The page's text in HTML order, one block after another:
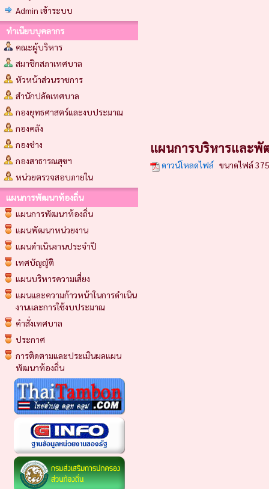
Admin เข้าระบบ
ทำเนียบบุคลากร
คณะผู้บริหาร
สมาชิกสภาเทศบาล
หัวหน้าส่วนราชการ
สำนักปลัดเทศบาล
กองยุทธศาสตร์และงบประมาณ
กองคลัง
กองช่าง
กองสาธารณสุขฯ
หน่วยตรวจสอบภายใน
แผนการพัฒนาท้องถิ่น
แผนการพัฒนาท้องถิ่น
แผนพัฒนาหน่วยงาน
แผนดำเนินงานประจำปี
เทศบัญญัติ
แผนบริหารความเสี่ยง
แผนและความก้าวหน้าในการดำเนิน
งานและการใช้งบประมาณ
คำสั่งเทศบาล
ประกาศ
การติดตามและประเมินผลแผน
พัฒนาท้องถิ่น
แผนการบริหารและ
ดาวน์โหลดไฟล์ ขนาดไฟล์